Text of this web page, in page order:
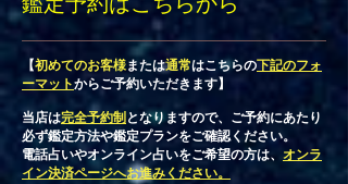
鑑定予約はこちらから
​【初めてのお客様または通常はこちらの下記のフォ
ーマットからご予約いただきます】
​当店は完全予約制 となりますので、 ご予約にあたり
必ず鑑定方法や鑑定プランをご確認ください。
​電話占いやオンライン占いをご希望の方は、 オンラ
イン決済ページへお進みください。